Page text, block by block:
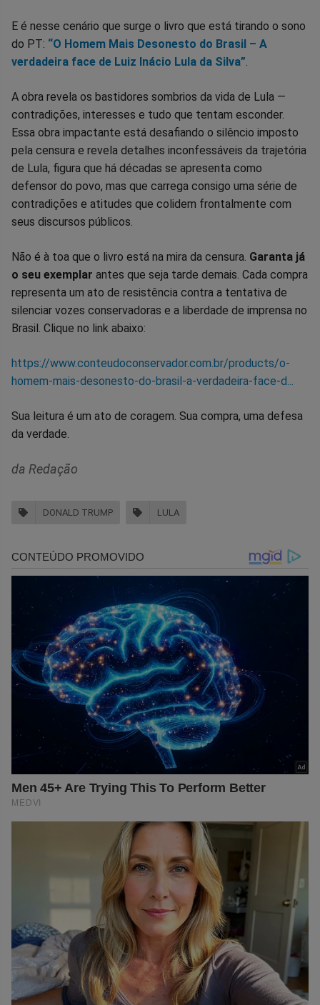
E é nesse cenário que surge o livro que está tirando o sono
do PT: “O Homem Mais Desonesto do Brasil – A
verdadeira face de Luiz Inácio Lula da Silva”.
A obra revela os bastidores sombrios da vida de Lula —
contradições, interesses e tudo que tentam esconder.
Essa obra impactante está desafiando o silêncio imposto
pela censura e revela detalhes inconfessáveis da trajetória
de Lula, figura que há décadas se apresenta como
defensor do povo, mas que carrega consigo uma série de
contradições e atitudes que colidem frontalmente com
seus discursos públicos.
Não é à toa que o livro está na mira da censura. Garanta já
o seu exemplar antes que seja tarde demais. Cada compra
representa um ato de resistência contra a tentativa de
silenciar vozes conservadoras e a liberdade de imprensa no
Brasil. Clique no link abaixo:
https://www.conteudoconservador.com.br/products/o-
homem-mais-desonesto-do-brasil-a-verdadeira-face-d...
Sua leitura é um ato de coragem. Sua compra, uma defesa
da verdade.
da Redação
DONALD TRUMP LULA